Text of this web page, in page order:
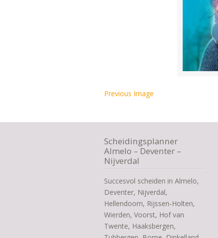
Previous Image
Scheidingsplanner
Almelo – Deventer –
Nijverdal
Succesvol scheiden in Almelo,
Deventer, Nijverdal,
Hellendoorn, Rijssen-Holten,
Wierden, Voorst, Hof van
Twente, Haaksbergen,